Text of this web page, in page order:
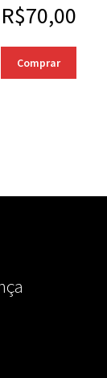
R$70,00
Comprar